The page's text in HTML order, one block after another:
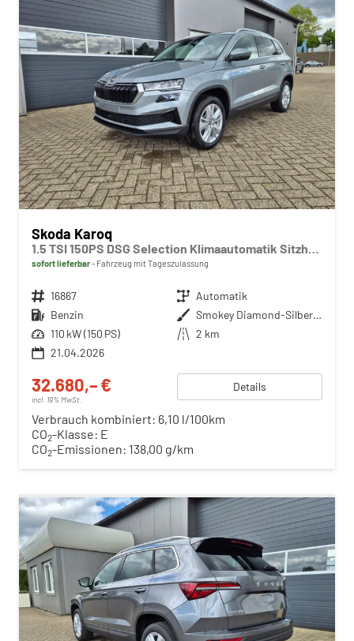
Skoda Karoq
1.5 TSI 150PS DSG Selection Klimaautomatik Sitzheizung Lenkradheizung ACC PDC v+h Rückf.Kamera abg.Scheiben Apple CarPlay Android Auto 17"LM
sofort lieferbar Fahrzeug mit Tageszulassung
Fahrzeugnr. 16867 Getriebe Automatik
Kraftstoff Benzin Außenfarbe
Smokey Diamond-Silber Metallic
Leistung 110 kW (150 PS) Kilometerstand 2 km
21.04.2026
32.680,– €
incl. 19% MwSt.
Details
Verbrauch kombiniert: 6,10 l/100km
CO2-Klasse: E
CO2-Emissionen: 138,00 g/km